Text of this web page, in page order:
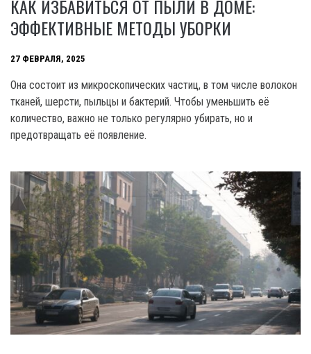
КАК ИЗБАВИТЬСЯ ОТ ПЫЛИ В ДОМЕ:
ЭФФЕКТИВНЫЕ МЕТОДЫ УБОРКИ
27 ФЕВРАЛЯ, 2025
Она состоит из микроскопических частиц, в том числе волокон
тканей, шерсти, пыльцы и бактерий. Чтобы уменьшить её
количество, важно не только регулярно убирать, но и
предотвращать её появление.